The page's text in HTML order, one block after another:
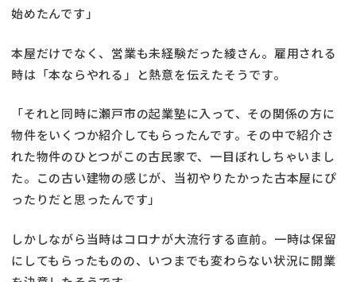
始めたんです」
本屋だけでなく、営業も未経験だった綾さん。雇用される
時は「本ならやれる」と熱意を伝えたそうです。
「それと同時に瀬戸市の起業塾に入って、その関係の方に
物件をいくつか紹介してもらったんです。その中で紹介さ
れた物件のひとつがこの古民家で、一目ぼれしちゃいまし
た。この古い建物の感じが、当初やりたかった古本屋にぴ
ったりだと思ったんです」
しかしながら当時はコロナが大流行する直前。一時は保留
にしてもらったものの、いつまでも変わらない状況に開業